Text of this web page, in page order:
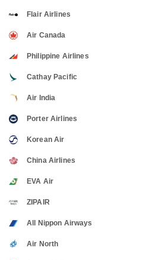
Flair Airlines
Air Canada
Philippine Airlines
Cathay Pacific
Air India
Porter Airlines
Korean Air
China Airlines
EVA Air
ZIPAIR
All Nippon Airways
Air North